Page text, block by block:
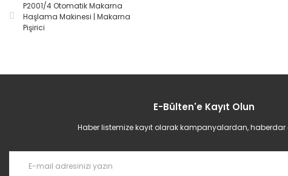
P2001/4 Otomatik Makarna
Haşlama Makinesi | Makarna
Pişirici
E-Bülten'e Kayıt Olun
Haber listemize kayıt olarak kampanyalardan, haberdar